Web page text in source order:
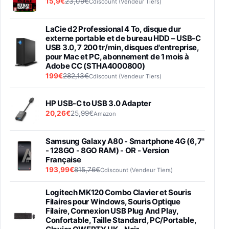
Cdiscount (Vendeur Tiers)
LaCie d2 Professional 4 To, disque dur
externe portable et de bureau HDD – USB-C
USB 3.0, 7 200 tr/min, disques d'entreprise,
pour Mac et PC, abonnement de 1 mois à
Adobe CC (STHA4000800)
199€282,13€Cdiscount (Vendeur Tiers)
HP USB-C to USB 3.0 Adapter
20,26€25,99€Amazon
Samsung Galaxy A80 - Smartphone 4G (6,7''
- 128GO - 8GO RAM) - OR - Version
Française
193,99€815,76€Cdiscount (Vendeur Tiers)
Logitech MK120 Combo Clavier et Souris
Filaires pour Windows, Souris Optique
Filaire, Connexion USB Plug And Play,
Confortable, Taille Standard, PC/Portable,